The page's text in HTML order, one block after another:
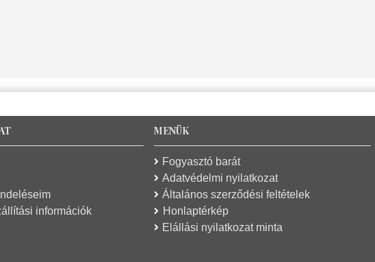
információk
MENÜK
Fogyasztó barát
Adatvédelmi nyilatkozat
Általános szerződési feltételek
Honlaptérkép
Elállási nyilatkozat minta